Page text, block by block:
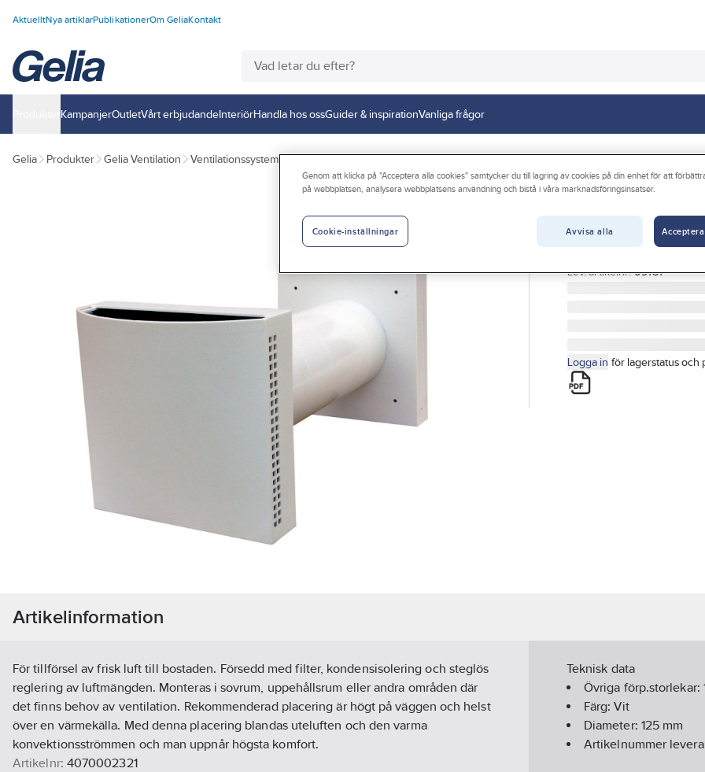
AktuelltNya artiklarPublikationerOm GeliaKontakt
KampanjerOutletVårt erbjudandeInteriörHandla hos ossGuider & inspirationVanliga frågor
Gelia Produkter Gelia Ventilation Ventilationssystem Ventilationssystem Flexit
Friskluftsventil
FRISKLUFTSVENTIL
Lev. artikelnr: 09181
Logga in för lagerstatus och
Artikelinformation
För tillförsel av frisk luft till bostaden. Försedd med filter, kondensisolering och steglös
reglering av luftmängden. Monteras i sovrum, uppehållsrum eller andra områden där
det finns behov av ventilation. Rekommenderad placering är högt på väggen och helst
över en värmekälla. Med denna placering blandas uteluften och den varma
konvektionsströmmen och man uppnår högsta komfort.
Artikelnr: 4070002321
Teknisk data
Övriga förp.storlekar:
Färg:Vit
Diameter: 125 mm
Artikelnummer
Genom att klicka på "Acceptera alla cookies" samtycker du till lagring av cookies på din enhet för att
på webbplatsen, analysera webbplatsens användning och bistå i våra marknadsföringsinsatser.
Avvisa alla
Cookie-inställningar